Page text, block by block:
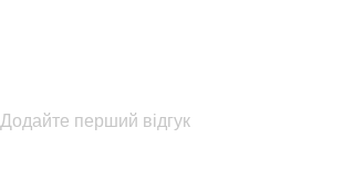
Додайте перший відгук